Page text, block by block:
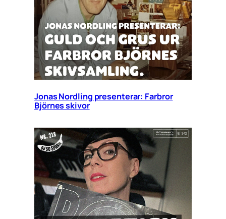
Jonas Nordling presenterar: Farbror
Björnes skivor